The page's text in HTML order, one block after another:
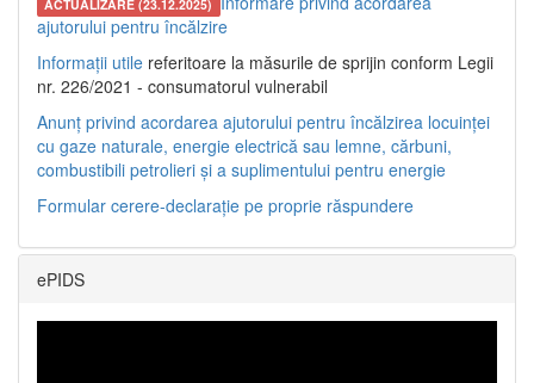
ACTUALIZARE (23.12.2025)
ajutorului pentru încălzire
Informații utile referitoare la măsurile de sprijin conform Legii
nr. 226/2021 - consumatorul vulnerabil
Anunț privind acordarea ajutorului pentru încălzirea locuinței
cu gaze naturale, energie electrică sau lemne, cărbuni,
combustibili petrolieri și a suplimentului pentru energie
Formular cerere-declarație pe proprie răspundere
ePIDS